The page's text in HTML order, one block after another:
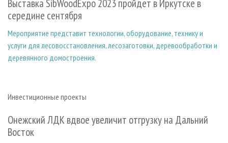
Выставка SibWoodExpo 2023 пройдет в Иркутске в
середине сентября
Мероприятие представит технологии, оборудование, технику и
услуги для лесовосстановления, лесозаготовки, деревообработки и
деревянного домостроения.
Инвестиционные проекты
Онежский ЛДК вдвое увеличит отгрузку на Дальний
Восток